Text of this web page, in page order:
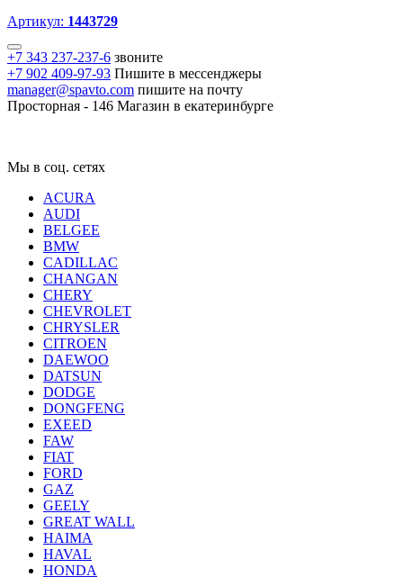
Артикул: 1443729
+7 343 237-237-6 звоните
+7 902 409-97-93 Пишите в мессенджеры
manager@spavto.com пишите на почту
Просторная - 146 Магазин в екатеринбурге
Мы в соц. сетях
ACURA
AUDI
BELGEE
BMW
CADILLAC
CHANGAN
CHERY
CHEVROLET
CHRYSLER
CITROEN
DAEWOO
DATSUN
DODGE
DONGFENG
EXEED
FAW
FIAT
FORD
GAZ
GEELY
GREAT WALL
HAIMA
HAVAL
HONDA